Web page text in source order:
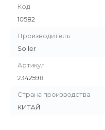
Код
10582
Производитель
Soller
Артикул
2342598
Страна производства
КИТАЙ